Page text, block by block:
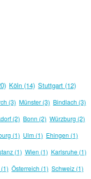
Köln (14) Stuttgart (12)
(3) Münster (3) Bindlach (3)
(2) Bonn (2) Würzburg (2)
(1) Ulm (1) Ehingen (1)
(1) Wien (1) Karlsruhe (1)
Österreich (1) Schweiz (1)